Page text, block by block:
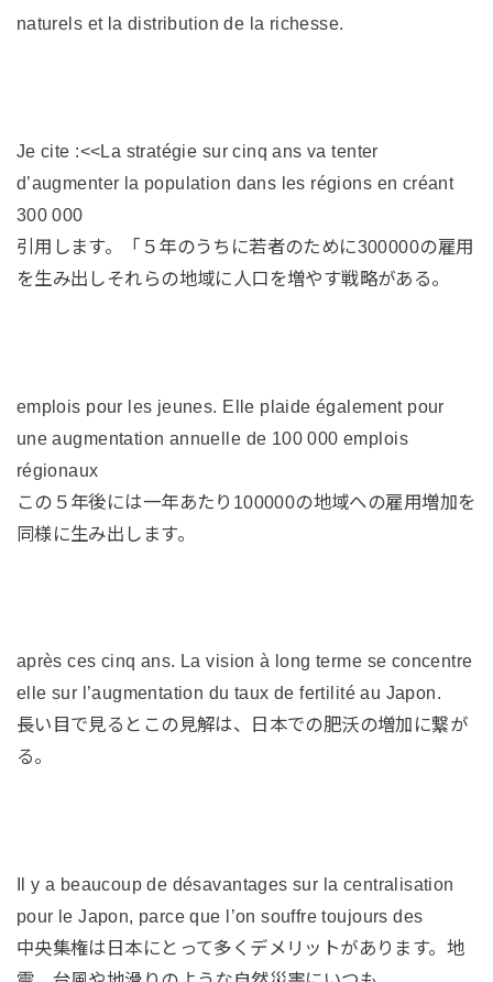
naturels et la distribution de la richesse.
Je cite :<<La stratégie sur cinq ans va tenter
d’augmenter la population dans les régions en créant
300 000
引用します。「５年のうちに若者のために300000の雇用
を生み出しそれらの地域に人口を増やす戦略がある。
emplois pour les jeunes. Elle plaide également pour
une augmentation annuelle de 100 000 emplois
régionaux
この５年後には一年あたり100000の地域への雇用増加を
同様に生み出します。
après ces cinq ans. La vision à long terme se concentre
elle sur l’augmentation du taux de fertilité au Japon.
長い目で見るとこの見解は、日本での肥沃の増加に繋が
る。
Il y a beaucoup de désavantages sur la centralisation
pour le Japon, parce que l’on souffre toujours des
中央集権は日本にとって多くデメリットがあります。地